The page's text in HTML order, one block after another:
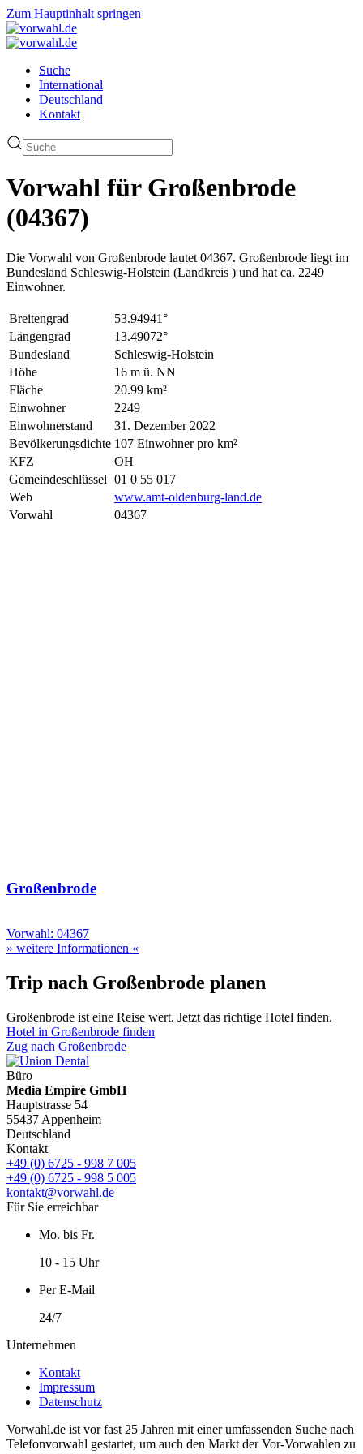
Zum Hauptinhalt springen
Suche
International
Deutschland
Kontakt
Vorwahl für Großenbrode
(04367)
Die Vorwahl von Großenbrode lautet 04367. Großenbrode liegt im
Bundesland Schleswig-Holstein (Landkreis ) und hat ca. 2249
Einwohner.
Breitengrad
53.94941°
Längengrad
13.49072°
Bundesland
Schleswig-Holstein
Höhe
16 m ü. NN
Fläche
20.99 km²
Einwohner
2249
Einwohnerstand
31. Dezember 2022
Bevölkerungsdichte 107 Einwohner pro km²
KFZ
OH
Gemeindeschlüssel 01 0 55 017
Web
www.amt-oldenburg-land.de
Vorwahl
04367
Großenbrode
Vorwahl: 04367
» weitere Informationen «
Trip nach Großenbrode planen
Großenbrode ist eine Reise wert. Jetzt das richtige Hotel finden.
Hotel in Großenbrode finden
Zug nach Großenbrode
Büro
Media Empire GmbH
Hauptstrasse 54
55437 Appenheim
Deutschland
Kontakt
+49 (0) 6725 - 998 7 005
+49 (0) 6725 - 998 5 005
kontakt@vorwahl.de
Für Sie erreichbar
Mo. bis Fr.
10 - 15 Uhr
Per E-Mail
24/7
Unternehmen
Kontakt
Impressum
Datenschutz
Vorwahl.de ist vor fast 25 Jahren mit einer umfassenden Suche nach
Telefonvorwahl gestartet, um auch den Markt der Vor-Vorwahlen zu